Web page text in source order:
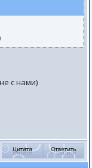
с нами)